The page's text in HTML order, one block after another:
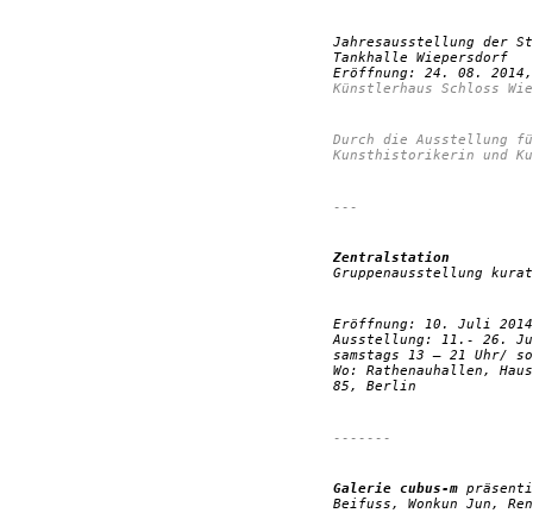
Jahresausstellung der
Tankhalle Wiepersdorf
Eröffnung: 24. 08.
Künstlerhaus Schloss
Durch die Ausstellung
Kunsthistorikerin und
---
Zentralstation
Gruppenausstellung
Eröffnung: 10. Juli 2014
Ausstellung: 11.- 26.
samstags 13 – 21 Uhr/
Wo: Rathenauhallen,
85, Berlin
-------
Galerie cubus-m
Beifuss, Wonkun Jun,